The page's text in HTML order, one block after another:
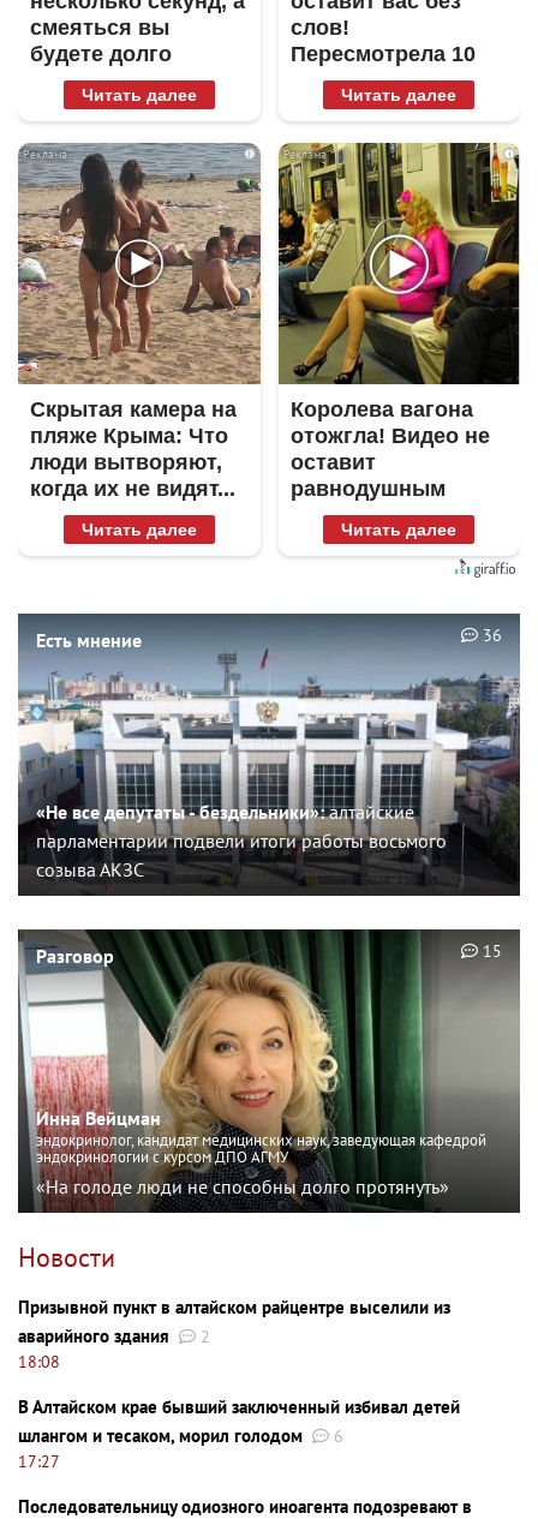
смеяться вы
будете долго
Читать далее
слов!
Пересмотрела 10
раз
Читать далее
i
Скрытая камера на
пляже Крыма: Что
люди вытворяют,
когда их не видят...
Читать далее
i
Королева вагона
отожгла! Видео не
оставит
равнодушным
Читать далее
Есть мнение
«Не все депутаты - бездельники»:алтайские
парламентарии подвели итоги работы восьмого
созыва АКЗС
36
Разговор
Инна Вейцман
эндокринолог, кандидат медицинских наук, заведующая кафедрой
эндокринологии с курсом ДПО АГМУ
«На голоде люди не способны долго протянуть»
15
Новости
Призывной пункт в алтайском райцентре выселили из
аварийного здания
2
18:08
В Алтайском крае бывший заключенный избивал детей
шлангом и тесаком, морил голодом
6
17:27
Последовательницу одиозного иноагента подозревают в